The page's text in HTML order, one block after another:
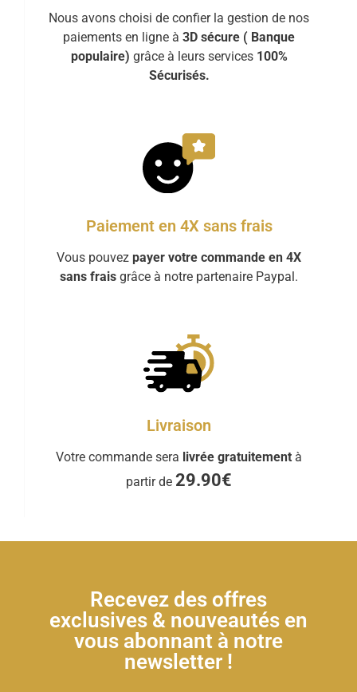
Nous avons choisi de confier la gestion de nos
paiements en ligne à 3D sécure ( Banque
populaire) grâce à leurs services 100%
Sécurisés.
Paiement en 4X sans frais
Vous pouvez payer votre commande en 4X
sans frais grâce à notre partenaire Paypal.
Livraison
Votre commande sera livrée gratuitement à
partir de 29.90€
Recevez des offres
exclusives & nouveautés en
vous abonnant à notre
newsletter !